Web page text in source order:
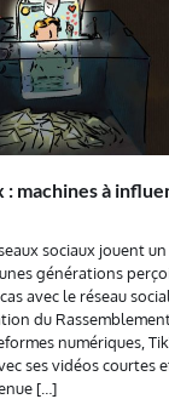
: machines à
sociaux jouent
générations
avec le réseau
du
numériques,
ses vidéos courtes
[…]